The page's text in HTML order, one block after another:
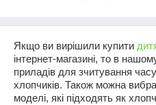
Якщо ви вирішили купити
інтернет-магазині, то в
приладів для зчитування
хлопчиків. Також можна
моделі, які підходять як